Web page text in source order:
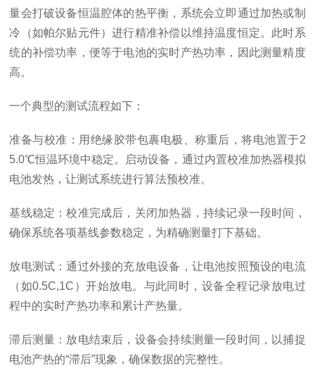
量会打破设备恒温腔体的热平衡，系统会立即通过加热或制
冷（如帕尔贴元件）进行精准补偿以维持温度恒定。此时系
统的补偿功率，便等于电池的实时产热功率，因此测量精度
高。
一个典型的测试流程如下：
准备与校准：用绝缘胶带包裹电极、称重后，将电池置于2
5.0℃恒温环境中稳定。启动设备，通过内置校准加热器模拟
电池发热，让测试系统进行算法预校准。
基线稳定：校准完成后，关闭加热器，持续记录一段时间，
确保系统各项基线参数稳定，为精确测量打下基础。
放电测试：通过外接的充放电设备，让电池按照预设的电流
（如0.5C,1C）开始放电。与此同时，设备全程记录放电过
程中的实时产热功率和累计产热量。
滞后测量：放电结束后，设备会持续测量一段时间，以捕捉
电池产热的“滞后”现象，确保数据的完整性。